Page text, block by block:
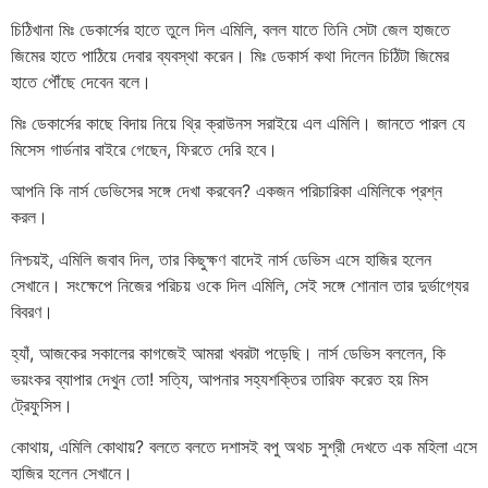
চিঠিখানা মিঃ ডেকার্সের হাতে তুলে দিল এমিলি, বলল যাতে তিনি সেটা জেল হাজতে
জিমের হাতে পাঠিয়ে দেবার ব্যবস্থা করেন। মিঃ ডেকার্স কথা দিলেন চিঠিটা জিমের
হাতে পৌঁছে দেবেন বলে।
মিঃ ডেকার্সের কাছে বিদায় নিয়ে থ্রি ক্রাউনস সরাইয়ে এল এমিলি। জানতে পারল যে
মিসেস গার্ডনার বাইরে গেছেন, ফিরতে দেরি হবে।
আপনি কি নার্স ডেভিসের সঙ্গে দেখা করবেন? একজন পরিচারিকা এমিলিকে প্রশ্ন
করল।
নিশ্চয়ই, এমিলি জবাব দিল, তার কিছুক্ষণ বাদেই নার্স ডেভিস এসে হাজির হলেন
সেখানে। সংক্ষেপে নিজের পরিচয় ওকে দিল এমিলি, সেই সঙ্গে শোনাল তার দুর্ভাগ্যের
বিবরণ।
হ্যাঁ, আজকের সকালের কাগজেই আমরা খবরটা পড়েছি। নার্স ডেভিস বললেন, কি
ভয়ংকর ব্যাপার দেখুন তো! সত্যি, আপনার সহ্যশক্তির তারিফ করেত হয় মিস
ট্রেফুসিস।
কোথায়, এমিলি কোথায়? বলতে বলতে দশাসই বপু অথচ সুশ্রী দেখতে এক মহিলা এসে
হাজির হলেন সেখানে।